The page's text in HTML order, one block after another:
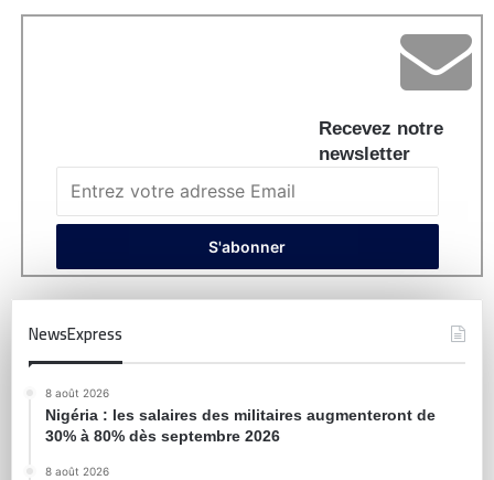
Recevez notre
newsletter
NewsExpress
8 août 2026
Nigéria : les salaires des militaires augmenteront de
30% à 80% dès septembre 2026
8 août 2026